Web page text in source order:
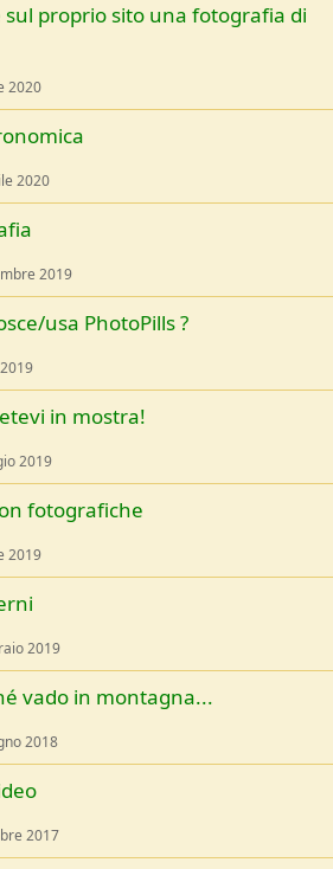
sul proprio sito una fotografia di
2020
2020
2019
usa PhotoPills ?
in mostra!
2019
fotografiche
2019
2019
vado in montagna...
2018
2017